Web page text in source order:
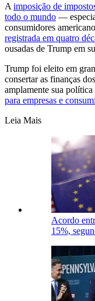
A imposição de
todo o mundo —
consumidores
registrada em quatro
ousadas de Trump em
Trump foi eleito em
consertar as finanças
amplamente sua
para empresas e
Leia Mais
Acordo
15%,